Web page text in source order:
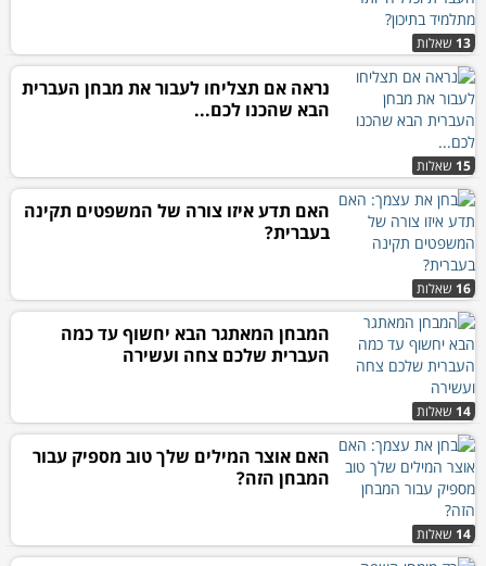
13 שאלות
15 שאלות
נראה אם תצליחו לעבור את מבחן העברית
הבא שהכנו לכם...
16 שאלות
האם תדע איזו צורה של המשפטים תקינה
בעברית?
14 שאלות
המבחן המאתגר הבא יחשוף עד כמה
העברית שלכם צחה ועשירה
14 שאלות
האם אוצר המילים שלך טוב מספיק עבור
המבחן הזה?